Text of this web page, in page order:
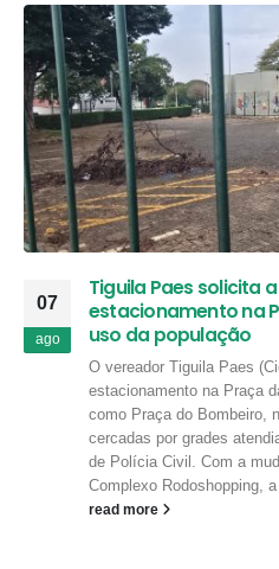
07
ago
Tiguila Paes solicita
estacionamento na
uso da população
O vereador Tiguila Paes
estacionamento na Praça
como Praça do Bombeiro,
cercadas por grades
de Polícia Civil. Com a
Complexo Rodoshopping, a
read more